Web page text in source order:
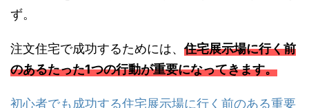
ず。
注文住宅で成功するためには、住宅展示場に行く前
のあるたった1つの行動が重要になってきます。
初心者でも成功する住宅展示場に行く前のある重要